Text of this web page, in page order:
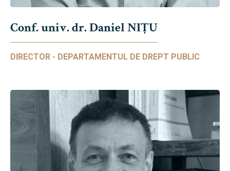
Conf. univ. dr. Daniel NIŢU
DIRECTOR - DEPARTAMENTUL DE DREPT PUBLIC